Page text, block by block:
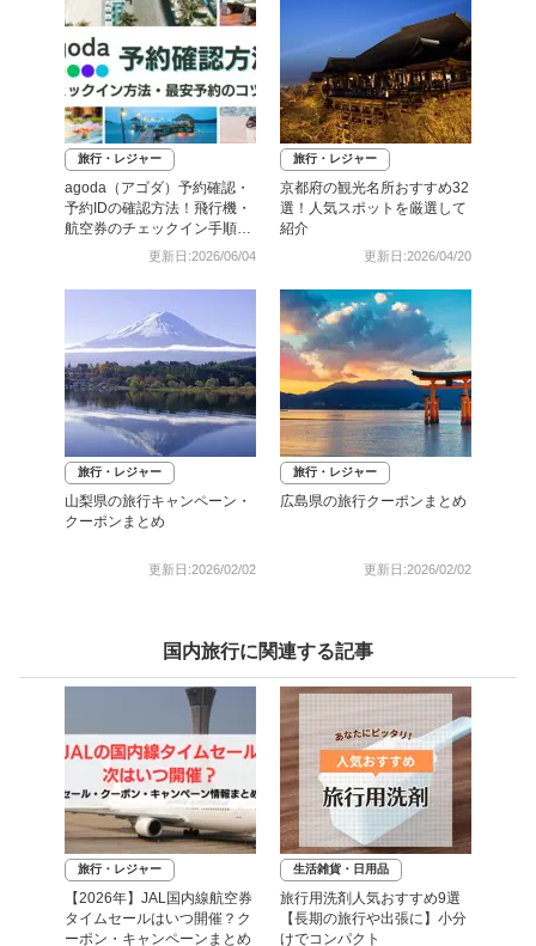
旅行・レジャー
agoda（アゴダ）予約確認・
予約IDの確認方法！飛行機・
航空券のチェックイン手順と
照会番号の調べ方も更新日:2026/06/04
旅行・レジャー
京都府の観光名所おすすめ32
選！人気スポットを厳選して
紹介
更新日:2026/04/20
旅行・レジャー
山梨県の旅行キャンペーン・
クーポンまとめ
更新日:2026/02/02
旅行・レジャー
広島県の旅行クーポンまとめ
更新日:2026/02/02
国内旅行に関連する記事
旅行・レジャー
【2026年】JAL国内線航空券
タイムセールはいつ開催？ク
ーポン・キャンペーンまとめ
生活雑貨・日用品
旅行用洗剤人気おすすめ9選
【長期の旅行や出張に】小分
けでコンパクト